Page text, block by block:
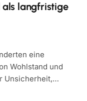
als langfristige
eine
Wohlstand und
Unsicherheit,…